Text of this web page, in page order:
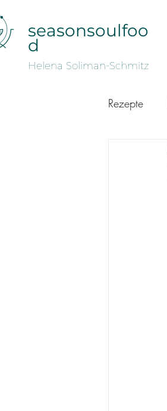
seasonsoulfoo
d
Helena Soliman-Schmitz
Rezepte